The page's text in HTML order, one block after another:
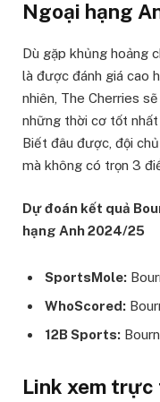
Ngoại hạng
Dù gặp khủng hoảng
là được đánh giá cao
nhiên, The Cherries
những thời cơ tốt
Biết đâu được, đội
mà không có trọn 3
Dự đoán kết quả
hạng Anh 2024/25
SportsMole:
WhoScored:
12B Sports:
Link xem